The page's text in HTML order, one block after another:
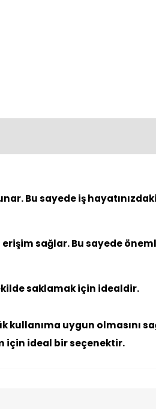
Bu sayede iş
sağlar. Bu sayede
saklamak için idealdir.
kullanıma uygun olmasını
için ideal bir seçenektir.